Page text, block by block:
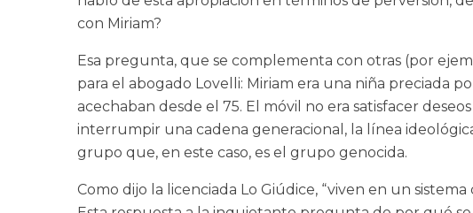
con Miriam?
Esa pregunta, que se complementa con otras (por
para el abogado Lovelli: Miriam era una niña preciada
acechaban desde el 75. El móvil no era satisfacer
interrumpir una cadena generacional, la línea
grupo que, en este caso, es el grupo genocida.
Como dijo la licenciada Lo Giúdice, “viven en un